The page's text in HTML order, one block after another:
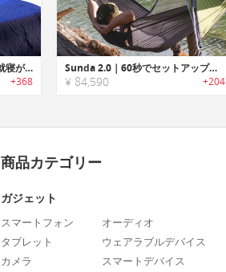
【プチプラ】Dream Tent｜就寝が楽しくなるLEDライト付きキッズ用ポップアップテント
+368
Sunda 2.0｜60秒でセットアップ可能な2人用ハンモックテント「サンダ2.0」
¥ 84,590 +204
商品カテゴリー
ガジェット
スマートフォン
タブレット
カメラ
オーディオ
ウェアラブルデバイス
スマートデバイス